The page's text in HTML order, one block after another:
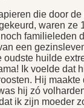
die door de
waren ze
familieleden
een
huilde
Ik voelde dat
Hij
hij zó
ik zijn moeder